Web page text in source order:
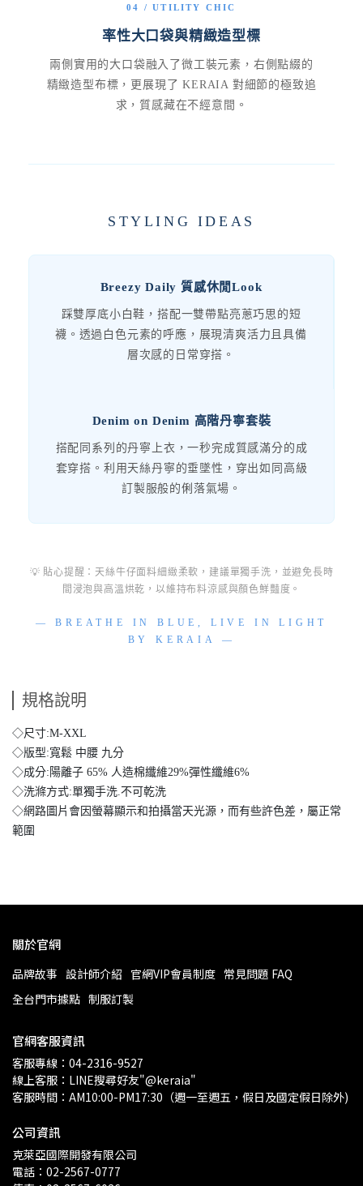
04 / UTILITY CHIC
率性大口袋與精緻造型標
兩側實用的大口袋融入了微工裝元素，右側點綴的
精緻造型布標，更展現了 KERAIA 對細節的極致追
求，質感藏在不經意間。
STYLING IDEAS
Breezy Daily 質感休閒Look
踩雙厚底小白鞋，搭配一雙帶點亮蔥巧思的短
襪。透過白色元素的呼應，展現清爽活力且具備
層次感的日常穿搭。
Denim on Denim 高階丹寧套裝
搭配同系列的丹寧上衣，一秒完成質感滿分的成
套穿搭。利用天絲丹寧的垂墜性，穿出如同高級
訂製服般的俐落氣場。
💡 貼心提醒：天絲牛仔面料細緻柔軟，建議單獨手洗，並避免長時
間浸泡與高溫烘乾，以維持布料涼感與顏色鮮豔度。
— BREATHE IN BLUE, LIVE IN LIGHT
BY KERAIA —
規格說明
◇尺寸:M-XXL
◇版型:寬鬆 中腰 九分
◇成分:陽離子 65% 人造棉纖維29%彈性纖維6%
◇洗滌方式:單獨手洗.不可乾洗
◇網路圖片會因螢幕顯示和拍攝當天光源，而有些許色差，屬正常
範圍
關於官網
品牌故事 設計師介紹 官網VIP會員制度 常見問題 FAQ
全台門市據點 制服訂製
官網客服資訊
客服專線：04-2316-9527
線上客服：LINE搜尋好友"@keraia"
客服時間：AM10:00-PM17:30（週一至週五，假日及國定假日除外)
公司資訊
克萊亞國際開發有限公司
電話：02-2567-0777